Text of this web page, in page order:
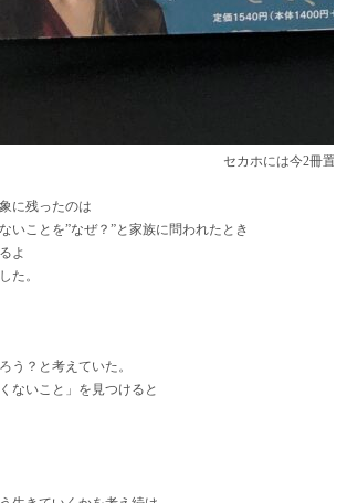
セカホには今2冊置
に残ったのは
いことを”なぜ？”と家族に問われたとき
よ
た。
う？と考えていた。
ないこと」を見つけると